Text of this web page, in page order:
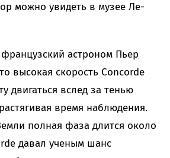
можно увидеть в музее Ле-
астроном Пьер
высокая скорость Concorde
двигаться вслед за тенью
время наблюдения.
полная фаза длится около
давал ученым шанс